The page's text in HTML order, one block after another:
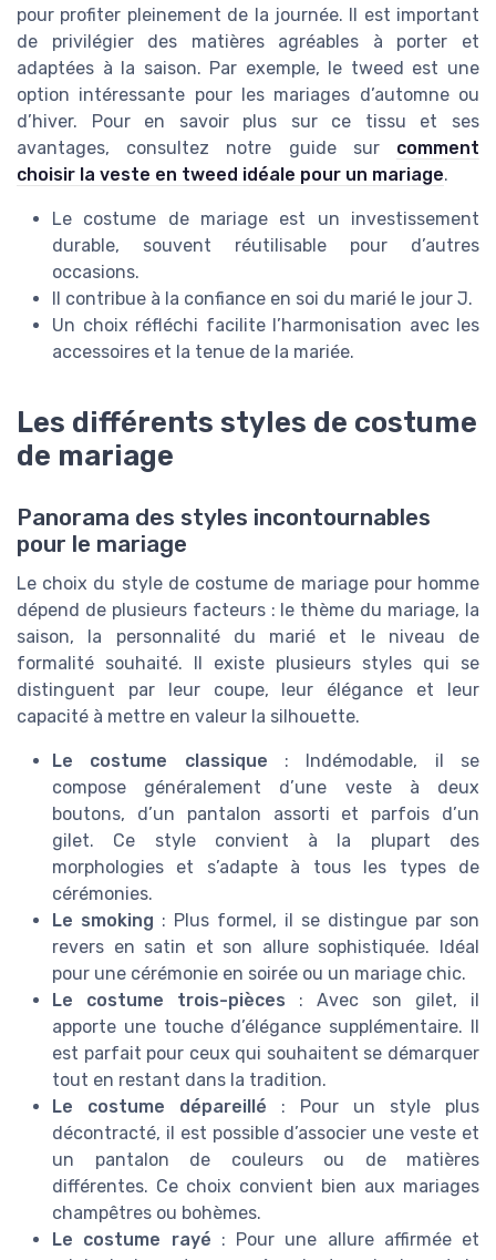
pour profiter pleinement de la journée. Il est important
de privilégier des matières agréables à porter et
adaptées à la saison. Par exemple, le tweed est une
option intéressante pour les mariages d’automne ou
d’hiver. Pour en savoir plus sur ce tissu et ses
avantages, consultez notre guide sur comment
choisir la veste en tweed idéale pour un mariage.
Le costume de mariage est un investissement
durable, souvent réutilisable pour d’autres
occasions.
Il contribue à la confiance en soi du marié le jour J.
Un choix réfléchi facilite l’harmonisation avec les
accessoires et la tenue de la mariée.
Les différents styles de costume
de mariage
Panorama des styles incontournables
pour le mariage
Le choix du style de costume de mariage pour homme
dépend de plusieurs facteurs : le thème du mariage, la
saison, la personnalité du marié et le niveau de
formalité souhaité. Il existe plusieurs styles qui se
distinguent par leur coupe, leur élégance et leur
capacité à mettre en valeur la silhouette.
Le costume classique : Indémodable, il se
compose généralement d’une veste à deux
boutons, d’un pantalon assorti et parfois d’un
gilet. Ce style convient à la plupart des
morphologies et s’adapte à tous les types de
cérémonies.
Le smoking : Plus formel, il se distingue par son
revers en satin et son allure sophistiquée. Idéal
pour une cérémonie en soirée ou un mariage chic.
Le costume trois-pièces : Avec son gilet, il
apporte une touche d’élégance supplémentaire. Il
est parfait pour ceux qui souhaitent se démarquer
tout en restant dans la tradition.
Le costume dépareillé : Pour un style plus
décontracté, il est possible d’associer une veste et
un pantalon de couleurs ou de matières
différentes. Ce choix convient bien aux mariages
champêtres ou bohèmes.
Le costume rayé : Pour une allure affirmée et